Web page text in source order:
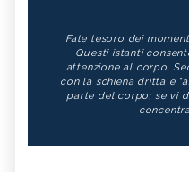
Fate tesoro dei
Questi istanti
attenzione al corpo.
con la schiena dritta e
parte del corpo; se vi